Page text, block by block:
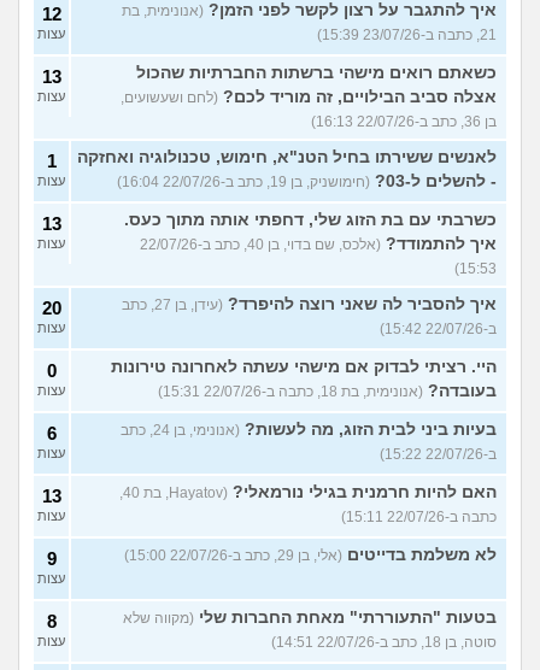
איך להתגבר על רצון לקשר לפני הזמן? (אנונימית, בת
21, כתבה ב-23/07/26 15:39)
12
עצות
כשאתם רואים מישהי ברשתות החברתיות שהכול
אצלה סביב הבילויים, זה מוריד לכם? (לחם ושעשועים,
בן 36, כתב ב-22/07/26 16:13)
13
עצות
לאנשים ששירתו בחיל הטנ"א, חימוש, טכנולוגיה ואחזקה
- להשלים ל-03?
(חימושניק, בן 19, כתב ב-22/07/26 16:04)
1
עצות
כשרבתי עם בת הזוג שלי, דחפתי אותה מתוך כעס.
איך להתמודד?
(אלכס, שם בדוי, בן 40, כתב ב-22/07/26
15:53)
13
עצות
איך להסביר לה שאני רוצה להיפרד?
(עידן, בן 27, כתב
ב-22/07/26 15:42)
20
עצות
היי. רציתי לבדוק אם מישהי עשתה לאחרונה טירונות
בעובדה? (אנונימית, בת 18, כתבה ב-22/07/26 15:31)
0
עצות
בעיות ביני לבית הזוג, מה לעשות?
(אנונימי, בן 24, כתב
ב-22/07/26 15:22)
6
עצות
האם להיות חרמנית בגילי נורמאלי?
(Hayatov, בת 40,
כתבה ב-22/07/26 15:11)
13
עצות
לא משלמת בדייטים (אלי, בן 29, כתב ב-22/07/26 15:00) 9
עצות
בטעות "התעוררתי" מאחת החברות שלי (מקווה שלא
סוטה, בן 18, כתב ב-22/07/26 14:51)
8
עצות